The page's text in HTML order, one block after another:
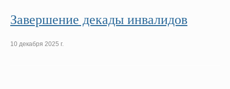
Завершение декады инвалидов
10 декабря 2025 г.